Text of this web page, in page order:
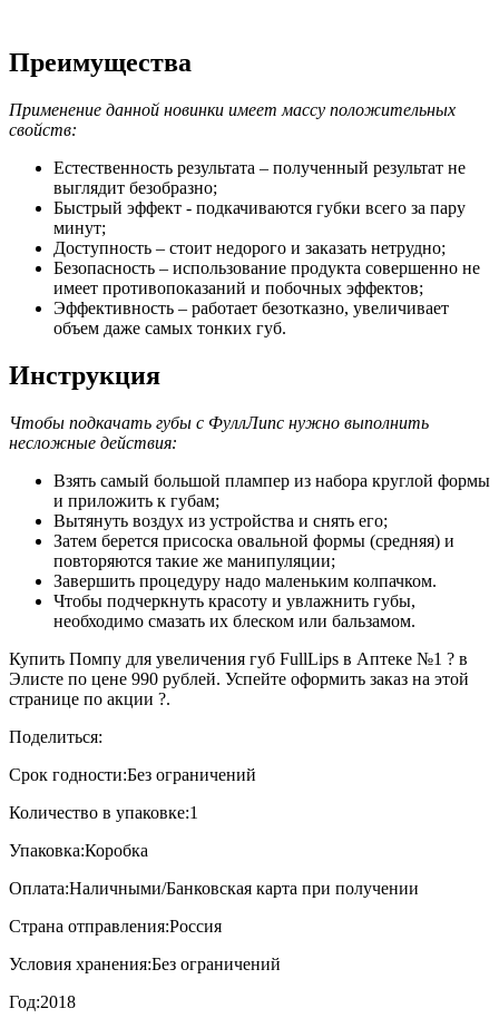
Преимущества
Применение данной новинки имеет массу положительных
свойств:
Естественность результата – полученный результат не
выглядит безобразно;
Быстрый эффект - подкачиваются губки всего за пару
минут;
Доступность – стоит недорого и заказать нетрудно;
Безопасность – использование продукта совершенно не
имеет противопоказаний и побочных эффектов;
Эффективность – работает безотказно, увеличивает
объем даже самых тонких губ.
Инструкция
Чтобы подкачать губы с ФуллЛипс нужно выполнить
несложные действия:
Взять самый большой плампер из набора круглой формы
и приложить к губам;
Вытянуть воздух из устройства и снять его;
Затем берется присоска овальной формы (средняя) и
повторяются такие же манипуляции;
Завершить процедуру надо маленьким колпачком.
Чтобы подчеркнуть красоту и увлажнить губы,
необходимо смазать их блеском или бальзамом.
Купить Помпу для увеличения губ FullLips в Аптеке №1 ? в
Элисте по цене 990 рублей. Успейте оформить заказ на этой
странице по акции ?.
Поделиться:
Срок годности:Без ограничений
Количество в упаковке:1
Упаковка:Коробка
Оплата:Наличными/Банковская карта при получении
Страна отправления:Россия
Условия хранения:Без ограничений
Год:2018